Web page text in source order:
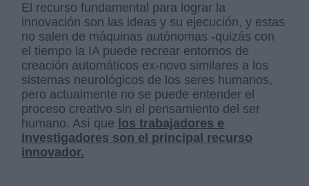
El recurso fundamental para lograr la
innovación son las ideas y su ejecución, y estas
no salen de máquinas autónomas -quizás con
el tiempo la IA puede recrear entornos de
creación automáticos ex-novo similares a los
sistemas neurológicos de los seres humanos,
pero actualmente no se puede entender el
proceso creativo sin el pensamiento del ser
humano. Así que los trabajadores e
investigadores son el principal recurso
innovador.